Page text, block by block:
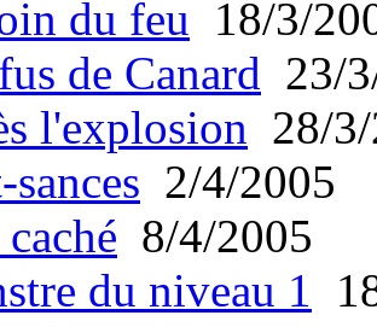
du feu 18/3/
de Canard 23/
l'explosion 28/
2/4/2005
caché 8/4/2005
du niveau 1